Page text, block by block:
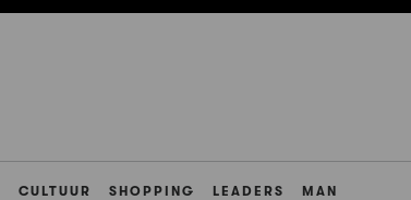
CULTUUR SHOPPING LEADERS MAN